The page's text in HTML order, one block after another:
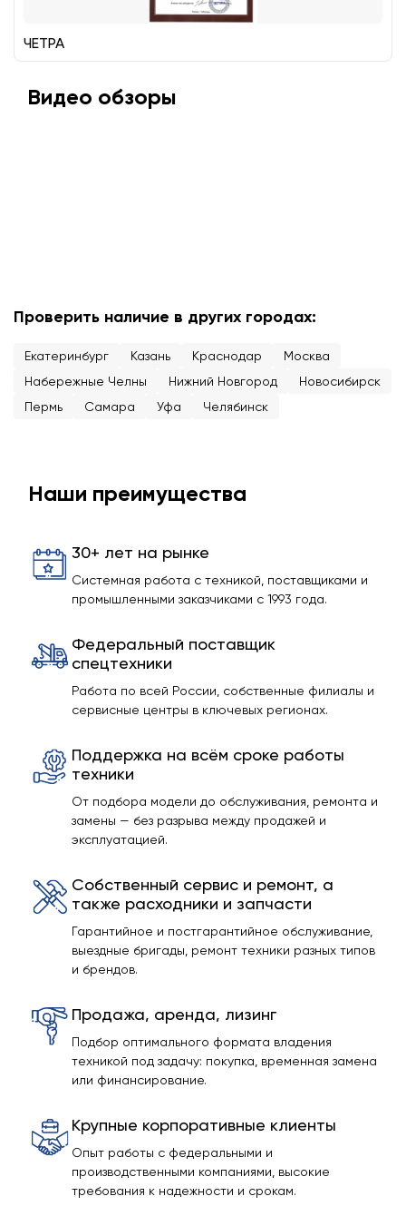
ЧЕТРА
Видео обзоры
Проверить наличие в других городах:
Екатеринбург Казань Краснодар
Москва
Набережные Челны
Нижний Новгород
Новосибирск
Пермь
Самара Уфа Челябинск
Наши преимущества
30+ лет на рынке
Системная работа с техникой, поставщиками и
промышленными заказчиками с 1993 года.
Федеральный поставщик
спецтехники
Работа по всей России, собственные филиалы и
сервисные центры в ключевых регионах.
Поддержка на всём сроке работы
техники
От подбора модели до обслуживания, ремонта и
замены — без разрыва между продажей и
эксплуатацией.
Собственный сервис и ремонт, а
также расходники и запчасти
Гарантийное и постгарантийное обслуживание,
выездные бригады, ремонт техники разных типов
и брендов.
Продажа, аренда, лизинг
Подбор оптимального формата владения
техникой под задачу: покупка, временная замена
или финансирование.
Крупные корпоративные клиенты
Опыт работы с федеральными и
производственными компаниями, высокие
требования к надежности и срокам.